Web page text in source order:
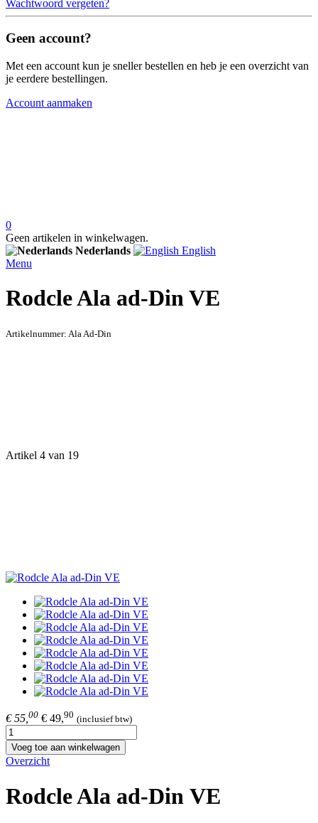
Wachtwoord vergeten?
Geen account?
Met een account kun je sneller bestellen en heb je een overzicht van
je eerdere bestellingen.
Account aanmaken
0
Geen artikelen in winkelwagen.
Nederlands
English
Menu
Rodcle Ala ad-Din VE
Artikelnummer: Ala Ad-Din
Artikel 4 van 19
€ 55, 00 € 49,90 (inclusief btw)
Voeg toe aan winkelwagen
Overzicht
Rodcle Ala ad-Din VE